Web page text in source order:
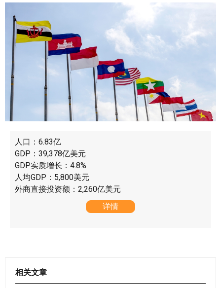
人口：6.83亿
GDP：39,378亿美元
GDP实质增长：4.8%
人均GDP：5,800美元
外商直接投资额：2,260亿美元
详情
相关文章